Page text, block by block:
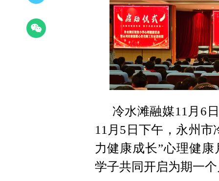
冷水滩融媒11月6
11月5日下午，永州
力健康成长”心理健
学子共同开启为期一